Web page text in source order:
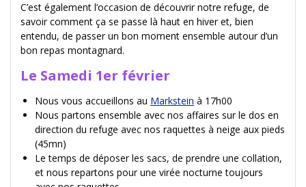
C’est également l’occasion de découvrir notre refuge, de
savoir comment ça se passe là haut en hiver et, bien
entendu, de passer un bon moment ensemble autour d’un
bon repas montagnard.
Le Samedi 1er février
Nous vous accueillons au Markstein à 17h00
Nous partons ensemble avec nos affaires sur le dos en
direction du refuge avec nos raquettes à neige aux pieds
(45mn)
Le temps de déposer les sacs, de prendre une collation,
et nous repartons pour une virée nocturne toujours